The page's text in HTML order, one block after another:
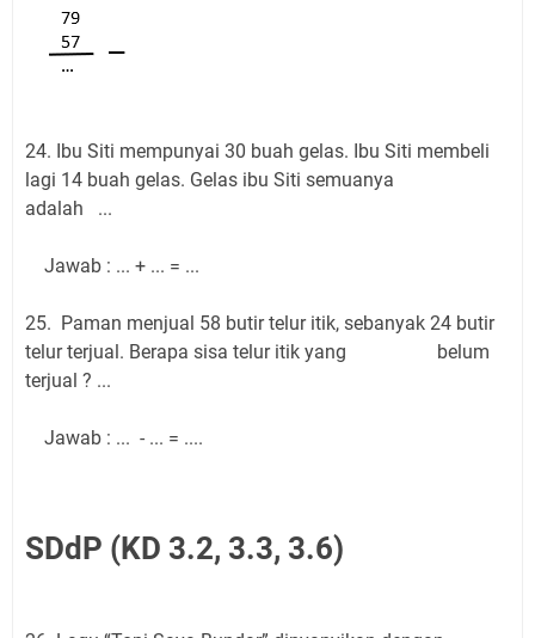
24. Ibu Siti mempunyai 30 buah gelas. Ibu Siti membeli
lagi 14 buah gelas. Gelas ibu Siti semuanya
adalah ...
Jawab : ... + ... = ...
25. Paman menjual 58 butir telur itik, sebanyak 24 butir
telur terjual. Berapa sisa telur itik yang belum
terjual ? ...
Jawab : ... - ... = ....
SDdP (KD 3.2, 3.3, 3.6)